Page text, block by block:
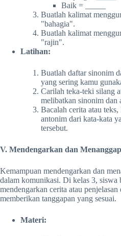
Baik = _____
Buatlah kalimat
"bahagia".
Buatlah kalimat
"rajin".
Latihan:
Buatlah daftar sinonim
yang sering kamu
Carilah teka-teki silang
melibatkan sinonim dan
Bacalah cerita atau
antonim dari kata-kata
tersebut.
V. Mendengarkan dan
Kemampuan mendengarkan dan
dalam komunikasi. Di kelas 3, siswa
mendengarkan cerita atau penjelasan
memberikan tanggapan yang sesuai.
Materi: